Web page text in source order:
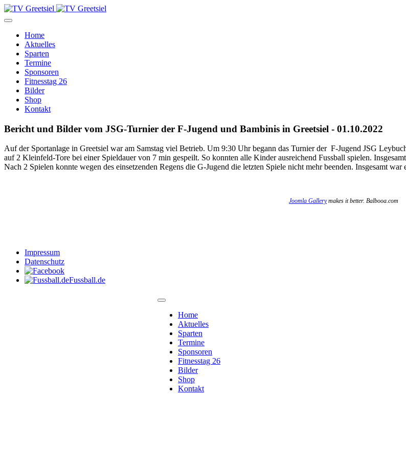
Home
Aktuelles
Sparten
Termine
Sponsoren
Fitnesstag 26
Bilder
Shop
Kontakt
Bericht und Bilder vom JSG-Turnier der F-Jugend und Bambinis in Greetsiel - 01.10.2022
Auf der Sportanlage in Greetsiel war am Samstag viel Betrieb. Um 9:30 Uhr begann das Turnier der F-Jugend JSG
auf 2 Kleinfeld-Tore bei einer Spieldauer von 7 min gespeilt. So konnten alle Kinder ausreichend Fussball spielen.
Nach 2 Spielen konnte wegen des einsetzenden Regens die G-Jugend die letzten Spiele nicht mehr beenden. Insgesamt
Joomla Gallerymakes it better. Balbooa.com
Impressum
Datenschutz
Fussball.de
Home
Aktuelles
Sparten
Termine
Sponsoren
Fitnesstag 26
Bilder
Shop
Kontakt